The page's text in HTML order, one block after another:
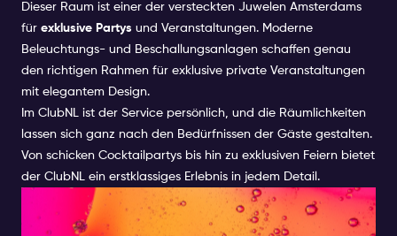
Dieser Raum ist einer der versteckten Juwelen Amsterdams
für exklusive Partys und Veranstaltungen. Moderne
Beleuchtungs- und Beschallungsanlagen schaffen genau
den richtigen Rahmen für exklusive private Veranstaltungen
mit elegantem Design.
Im ClubNL ist der Service persönlich, und die Räumlichkeiten
lassen sich ganz nach den Bedürfnissen der Gäste gestalten.
Von schicken Cocktailpartys bis hin zu exklusiven Feiern bietet
der ClubNL ein erstklassiges Erlebnis in jedem Detail.
Insider-Tipps für Amsterdamer